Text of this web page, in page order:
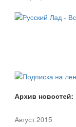
Архив новостей:
Август 2015